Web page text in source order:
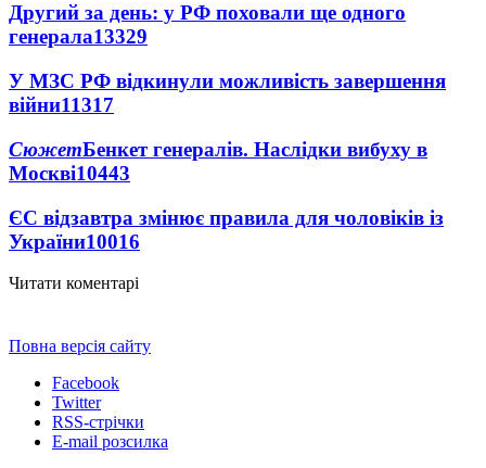
Другий за день: у РФ поховали ще одного
генерала13329
У МЗС РФ відкинули можливість завершення
війни11317
СюжетБенкет генералів. Наслідки вибуху в
Москві10443
ЄС відзавтра змінює правила для чоловіків із
України10016
Читати коментарі
Повна версія сайту
Facebook
Twitter
RSS-стрічки
E-mail розсилка